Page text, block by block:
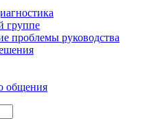
группе
проблемы руководства
общения